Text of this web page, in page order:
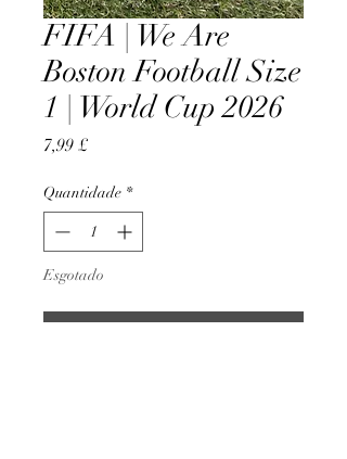
FIFA | We Are
Boston Football Size
1 | World Cup 2026
7,99 £Preço
Quantidade *
Esgotado